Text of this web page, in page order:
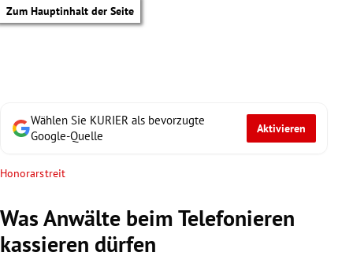
Zum Hauptinhalt der Seite
Wählen Sie KURIER als bevorzugte
Google-Quelle
Aktivieren
Honorarstreit
Was Anwälte beim Telefonieren
kassieren dürfen